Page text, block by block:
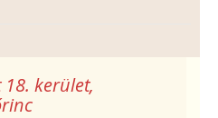
18. kerület,